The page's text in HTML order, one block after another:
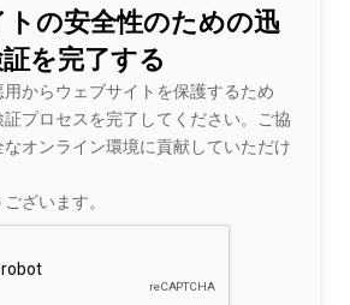
の安全性のための迅
を完了する
からウェブサイトを保護するため
プロセスを完了してください。ご協
オンライン環境に貢献していただけ
ざいます。